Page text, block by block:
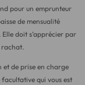
pour un emprunteur
de mensualité
doit s’apprécier par
rachat.
et de prise en charge
qui vous est